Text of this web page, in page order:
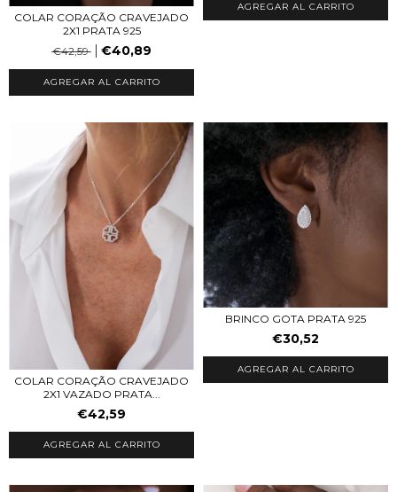
COLAR CORAÇÃO CRAVEJADO
2X1 PRATA 925
€42,59
€40,89
AGREGAR AL CARRITO
COLAR CORAÇÃO CRAVEJADO
2X1 VAZADO PRATA...
€42,59
BRINCO GOTA PRATA 925
€30,52